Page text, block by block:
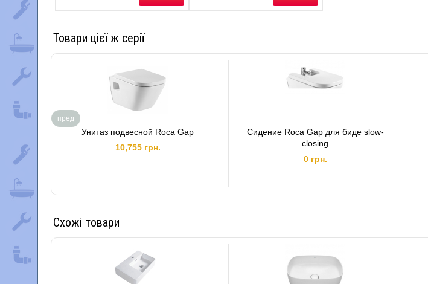
Товари цієї ж серії
Унитаз подвесной Roca Gap
10,755 грн.
Сидение Roca Gap для биде slow-
closing
0 грн.
пред
Схожі товари